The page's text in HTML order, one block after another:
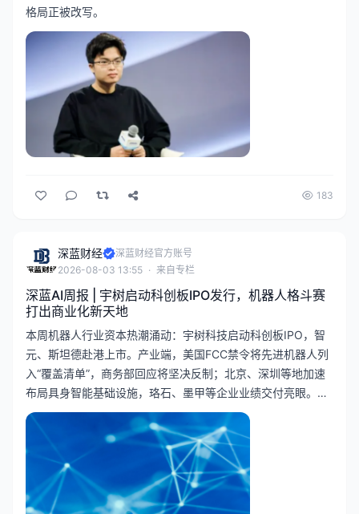
格局正被改写。
183
深蓝财经
深蓝财经官方账号
2026-08-03 13:55 · 来自专栏
深蓝AI周报 | 宇树启动科创板IPO发行，机器人格斗赛
打出商业化新天地
本周机器人行业资本热潮涌动：宇树科技启动科创板IPO，智
元、斯坦德赴港上市。产业端，美国FCC禁令将先进机器人列
入“覆盖清单”，商务部回应将坚决反制；北京、深圳等地加速
布局具身智能基础设施，珞石、墨甲等企业业绩交付亮眼。资
本与政策博弈下，机器人赛道加速分化。